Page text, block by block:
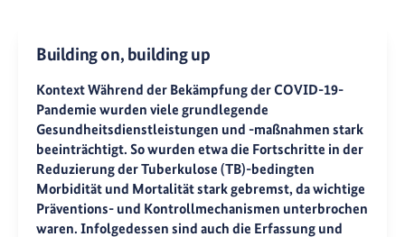
Building on, building up
Kontext Während der Bekämpfung der COVID-19-
Pandemie wurden viele grundlegende
Gesundheitsdienstleistungen und -maßnahmen stark
beeinträchtigt. So wurden etwa die Fortschritte in der
Reduzierung der Tuberkulose (TB)-bedingten
Morbidität und Mortalität stark gebremst, da wichtige
Präventions- und Kontrollmechanismen unterbrochen
waren. Infolgedessen sind auch die Erfassung und